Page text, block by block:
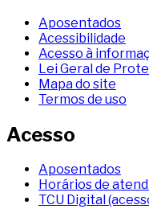
Aposentados
Acessibilidade
Acesso à
Lei Geral de
Mapa do site
Termos de uso
Acesso
Aposentados
Horários de
TCU Digital